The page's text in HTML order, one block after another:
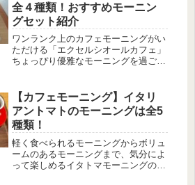
全４種類！おすすめモーニン
グセット紹介
ワンランク上のカフェモーニングがい
ただける「エクセルシオールカフェ」
ちょっぴり優雅なモーニングを過ごし
【カフェモーニング】イタリ
アントマトのモーニングは全5
種類！
軽く食べられるモーニングからボリュ
ームのあるモーニングまで、気分によ
って楽しめるイタトマモーニングのご